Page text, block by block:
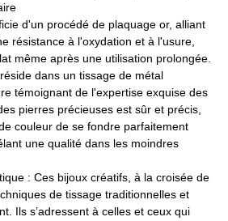
d'un procédé de plaquage or, alliant
résistance à l'oxydation et à l'usure,
même après une utilisation prolongée.
dans un tissage de métal
témoignant de l'expertise exquise des
pierres précieuses est sûr et précis,
couleur de se fondre parfaitement
une qualité dans les moindres
: Ces bijoux créatifs, à la croisée de
de tissage traditionnelles et
Ils s’adressent à celles et ceux qui